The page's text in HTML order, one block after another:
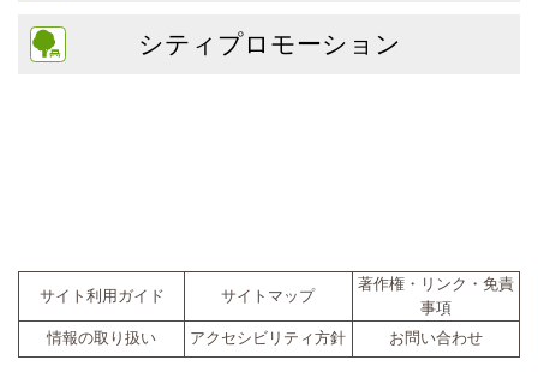
シティプロモーション
サイト利用ガイド サイトマップ
著作権・リンク・免責
事項
情報の取り扱い
アクセシビリティ方針 お問い合わせ